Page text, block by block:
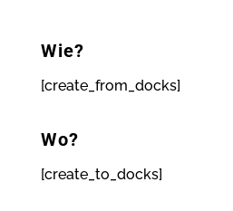
Wie?
[create_from_docks]
Wo?
[create_to_docks]